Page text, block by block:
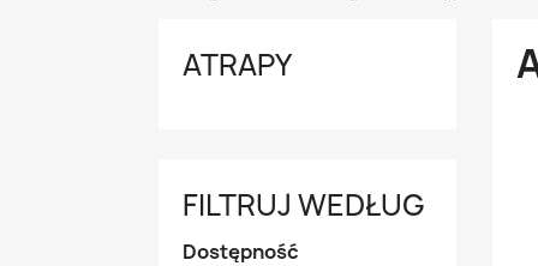
ATRAPY
FILTRUJ WEDŁUG
Dostępność